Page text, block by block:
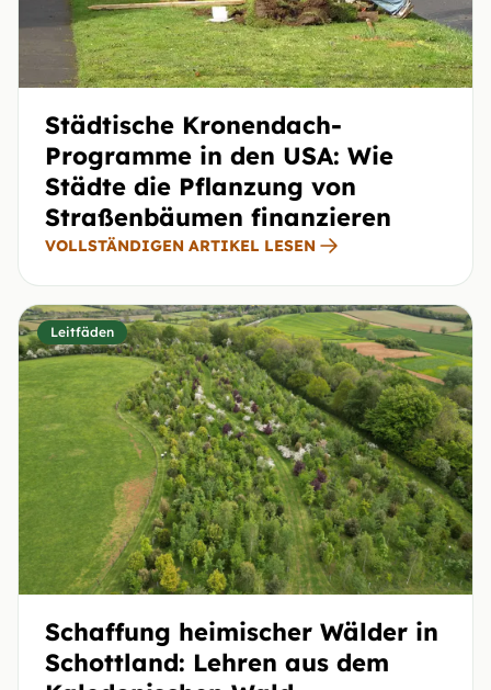
Städtische Kronendach-
Programme in den USA: Wie
Städte die Pflanzung von
Straßenbäumen finanzieren
VOLLSTÄNDIGEN ARTIKEL LESEN
Leitfäden
Schaffung heimischer Wälder in
Schottland: Lehren aus dem